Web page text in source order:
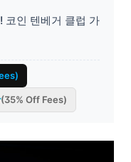
코인 텐베거 클럽 가
(35% Off Fees)